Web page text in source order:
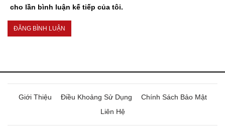
cho lần bình luận kế tiếp của tôi.
Giới Thiệu Điều Khoảng Sử Dụng
Chính Sách Bảo Mật
Liên Hệ